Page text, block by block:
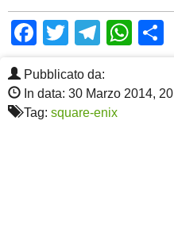
Facebook
Twitter
Pubblicato da:
In data: 30 Marzo 2014,
Tag: square-enix